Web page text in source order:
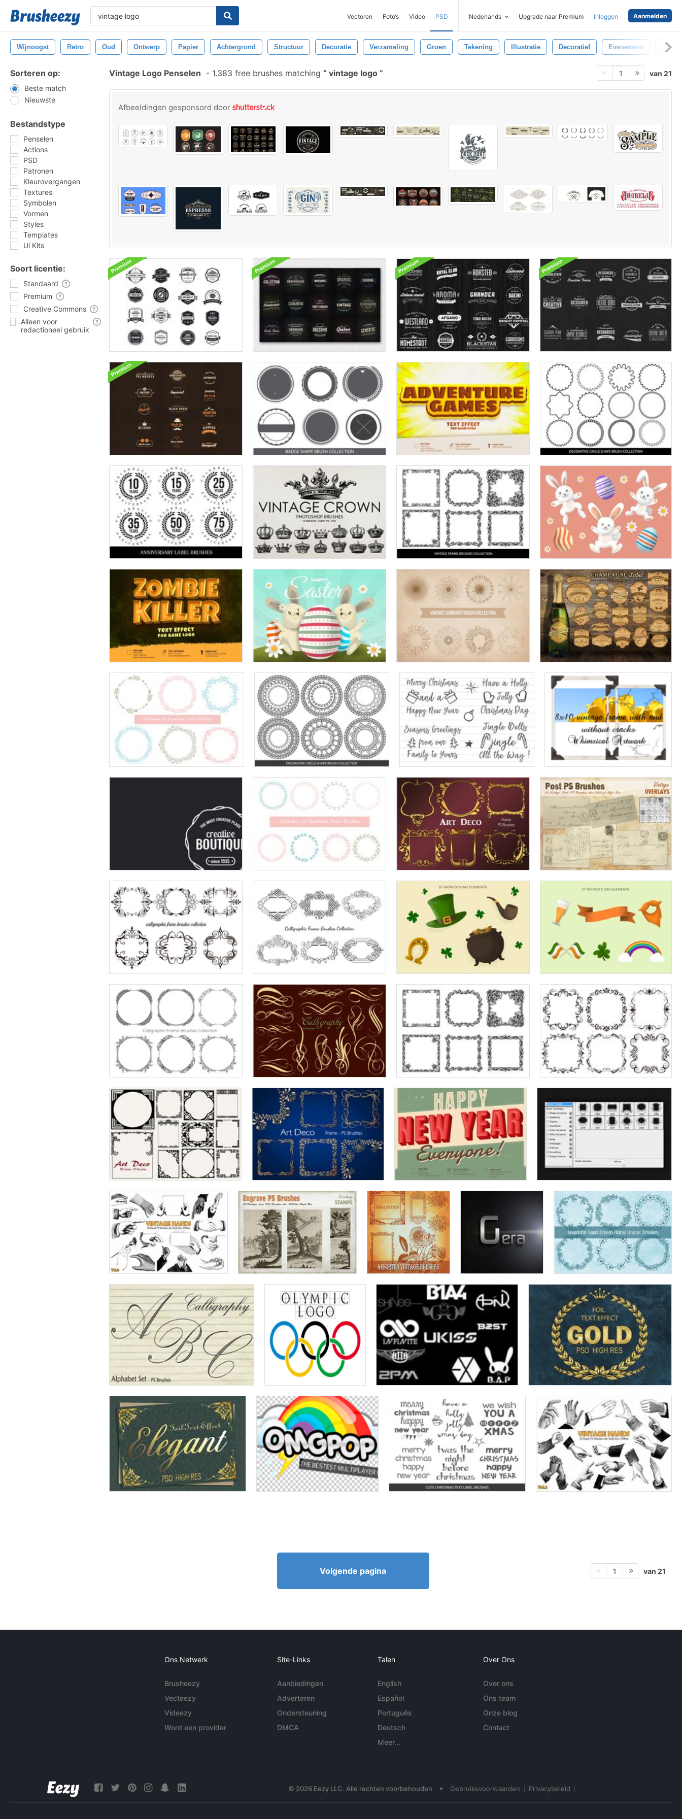
Vectoren Foto‘s Video PSD Nederlands Upgrade naar Premium Inloggen Aanmelden
Wijnoogst Retro Oud Ontwerp Papier Achtergrond Structuur Decoratie Verzameling Groen Tekening Illustratie Decoratief Evenement Kunst
Sorteren op:
Beste match
Nieuwste
Bestandstype
Penselen
Actions
PSD
Patronen
Kleurovergangen
Textures
Symbolen
Vormen
Styles
Templates
Ui Kits
Soort licentie:
Standaard
Premium
Creative Commons
Alleen voor
redactioneel gebruik
Vintage Logo Penselen - 1.383 free brushes matching vintage logo 1 van 21
Afbeeldingen gesponsord door
Volgende pagina 1 van 21
Ons Netwerk
Brusheezy
Vecteezy
Videezy
Word een provider
Site-Links
Aanbiedingen
Adverteren
Ondersteuning
DMCA
Talen
English
Español
Português
Deutsch
Meer...
Over Ons
Over ons
Ons team
Onze blog
Contact
© 2026 Eezy LLC. Alle rechten voorbehouden • Gebruiksvoorwaarden Privacybeleid